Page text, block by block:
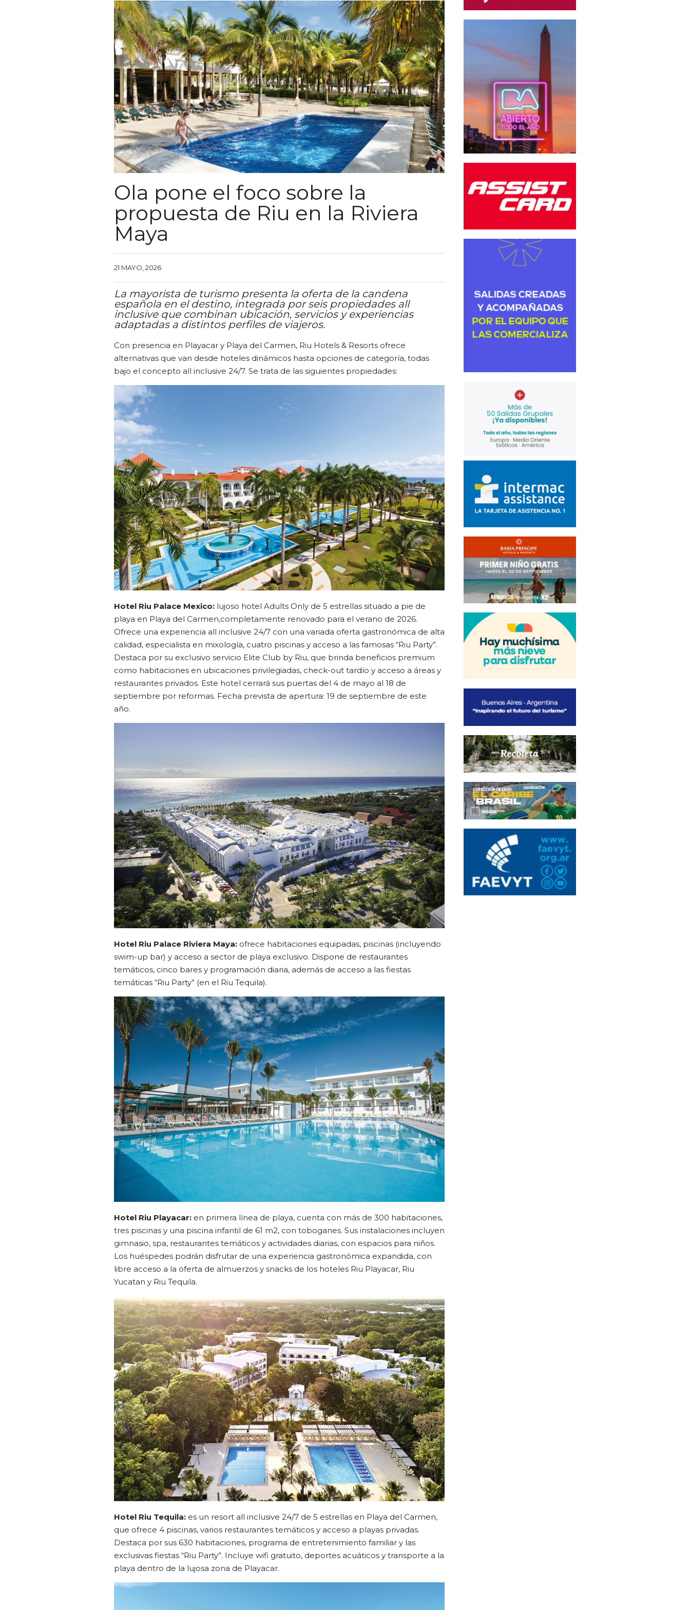
Ola pone el foco sobre la
propuesta de Riu en la Riviera
Maya
21 MAYO, 2026
La mayorista de turismo presenta la oferta de la candena
española en el destino, integrada por seis propiedades all
inclusive que combinan ubicación, servicios y experiencias
adaptadas a distintos perfiles de viajeros.
Con presencia en Playacar y Playa del Carmen, Riu Hotels & Resorts ofrece
alternativas que van desde hoteles dinámicos hasta opciones de categoría, todas
bajo el concepto all inclusive 24/7. Se trata de las siguientes propiedades:
Hotel Riu Palace Mexico: lujoso hotel Adults Only de 5 estrellas situado a pie de
playa en Playa del Carmen,completamente renovado para el verano de 2026.
Ofrece una experiencia all inclusive 24/7 con una variada oferta gastronómica de alta
calidad, especialista en mixología, cuatro piscinas y acceso a las famosas “Riu Party”.
Destaca por su exclusivo servicio Elite Club by Riu, que brinda beneficios premium
como habitaciones en ubicaciones privilegiadas, check-out tardío y acceso a áreas y
restaurantes privados. Este hotel cerrará sus puertas del 4 de mayo al 18 de
septiembre por reformas. Fecha prevista de apertura: 19 de septiembre de este
año.
Hotel Riu Palace Riviera Maya: ofrece habitaciones equipadas, piscinas (incluyendo
swim-up bar) y acceso a sector de playa exclusivo. Dispone de restaurantes
temáticos, cinco bares y programación diaria, además de acceso a las fiestas
temáticas “Riu Party” (en el Riu Tequila).
Hotel Riu Playacar: en primera línea de playa, cuenta con más de 300 habitaciones,
tres piscinas y una piscina infantil de 61 m2, con toboganes. Sus instalaciones incluyen
gimnasio, spa, restaurantes temáticos y actividades diarias, con espacios para niños.
Los huéspedes podrán disfrutar de una experiencia gastronómica expandida, con
libre acceso a la oferta de almuerzos y snacks de los hoteles Riu Playacar, Riu
Yucatan y Riu Tequila.
Hotel Riu Tequila: es un resort all inclusive 24/7 de 5 estrellas en Playa del Carmen,
que ofrece 4 piscinas, varios restaurantes temáticos y acceso a playas privadas.
Destaca por sus 630 habitaciones, programa de entretenimiento familiar y las
exclusivas fiestas “Riu Party”. Incluye wifi gratuito, deportes acuáticos y transporte a la
playa dentro de la lujosa zona de Playacar.